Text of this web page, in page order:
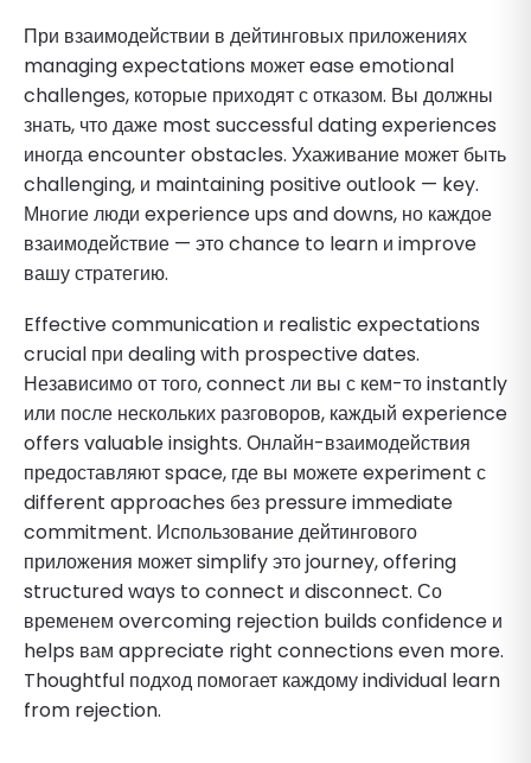
При взаимодействии в дейтинговых приложениях
managing expectations может ease emotional
challenges, которые приходят с отказом. Вы должны
знать, что даже most successful dating experiences
иногда encounter obstacles. Ухаживание может быть
challenging, и maintaining positive outlook — key.
Многие люди experience ups and downs, но каждое
взаимодействие — это chance to learn и improve
вашу стратегию.
Effective communication и realistic expectations
crucial при dealing with prospective dates.
Независимо от того, connect ли вы с кем-то instantly
или после нескольких разговоров, каждый experience
offers valuable insights. Онлайн-взаимодействия
предоставляют space, где вы можете experiment с
different approaches без pressure immediate
commitment. Использование дейтингового
приложения может simplify это journey, offering
structured ways to connect и disconnect. Со
временем overcoming rejection builds confidence и
helps вам appreciate right connections even more.
Thoughtful подход помогает каждому individual learn
from rejection.